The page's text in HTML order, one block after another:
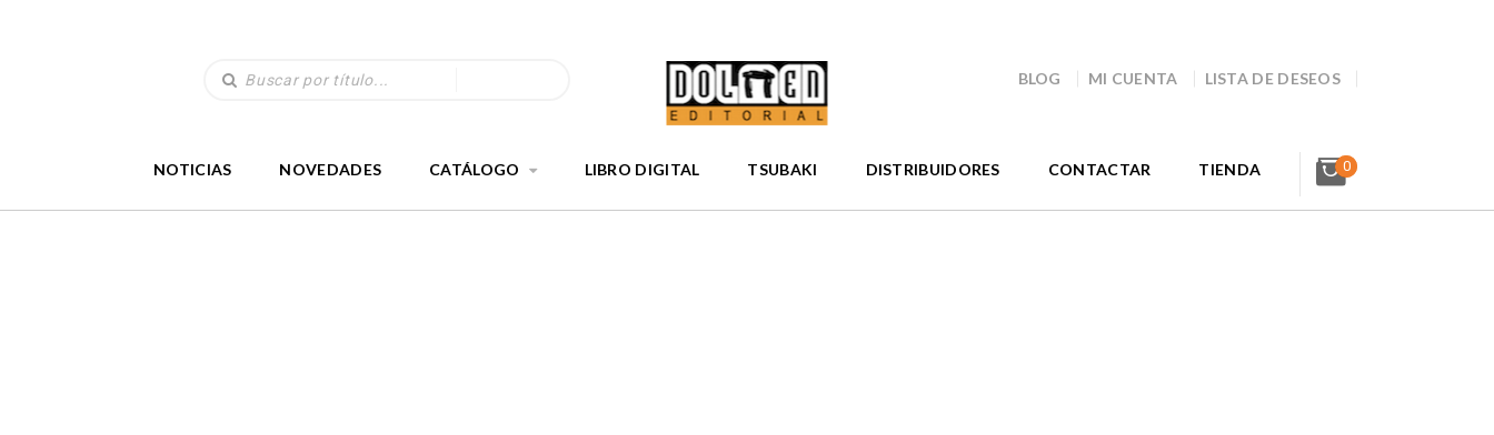
BLOG MI CUENTA LISTA DE DESEOS
NOTICIAS NOVEDADES CATÁLOGO LIBRO DIGITAL TSUBAKI DISTRIBUIDORES CONTACTAR TIENDA 0